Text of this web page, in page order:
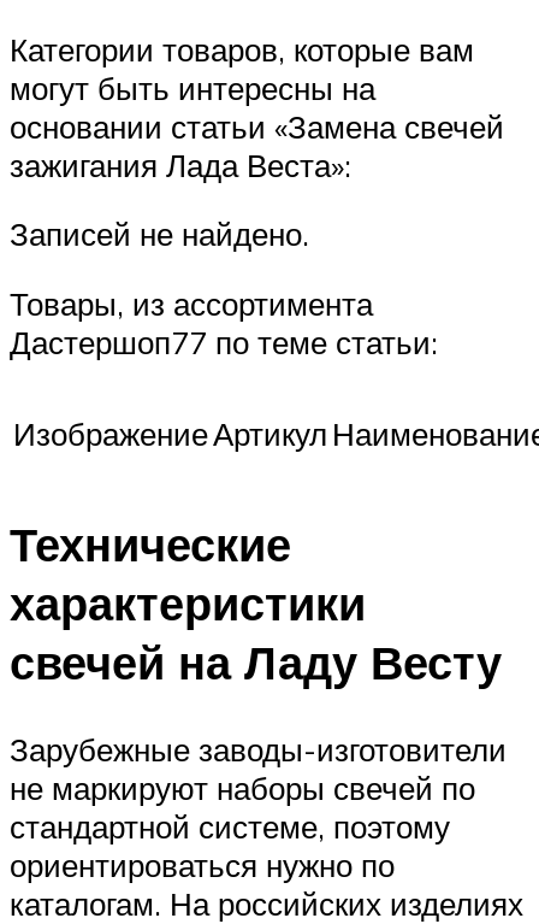
Категории товаров, которые вам
могут быть интересны на
основании статьи «Замена свечей
зажигания Лада Веста»:
Записей не найдено.
Товары, из ассортимента
Дастершоп77 по теме статьи:
ИзображениеАртикул
Технические
характеристики
свечей на Ладу Весту
Зарубежные заводы-изготовители
не маркируют наборы свечей по
стандартной системе, поэтому
ориентироваться нужно по
каталогам. На российских изделиях